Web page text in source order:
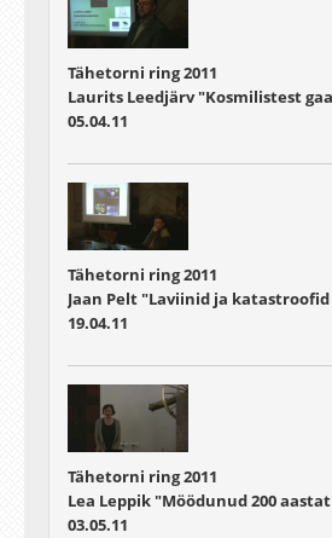
Tähetorni ring 2011
Laurits Leedjärv "Kosmilistest
05.04.11
Tähetorni ring 2011
Jaan Pelt "Laviinid ja
19.04.11
Tähetorni ring 2011
Lea Leppik "Möödunud 200
03.05.11